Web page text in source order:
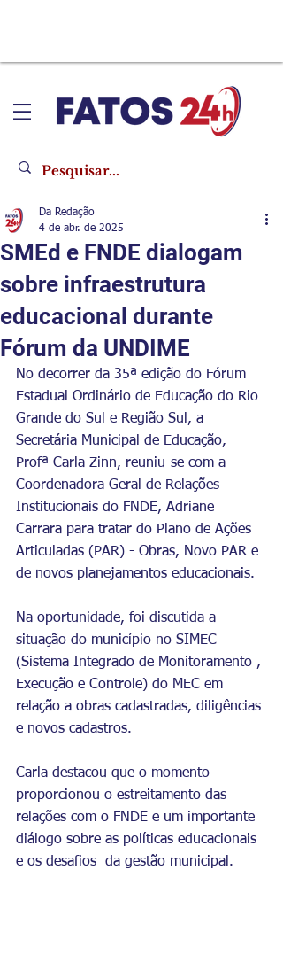
SMEd e FNDE dialogam
sobre infraestrutura
educacional durante
Fórum da UNDIME
Da Redação
4 de abr. de 2025
No decorrer da 35ª edição do Fórum
Estadual Ordinário de Educação do Rio
Grande do Sul e Região Sul, a
Secretária Municipal de Educação,
Profª Carla Zinn, reuniu-se com a
Coordenadora Geral de Relações
Institucionais do FNDE, Adriane
Carrara para tratar do Plano de Ações
Articuladas (PAR) - Obras, Novo PAR e
de novos planejamentos educacionais.
Na oportunidade, foi discutida a
situação do município no SIMEC
(Sistema Integrado de Monitoramento ,
Execução e Controle) do MEC em
relação a obras cadastradas, diligências
e novos cadastros.
Carla destacou que o momento
proporcionou o estreitamento das
relações com o FNDE e um importante
diálogo sobre as políticas educacionais
e os desafios  da gestão municipal.